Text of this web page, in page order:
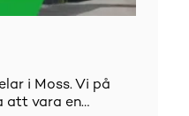
i Moss. Vi på
att vara en…